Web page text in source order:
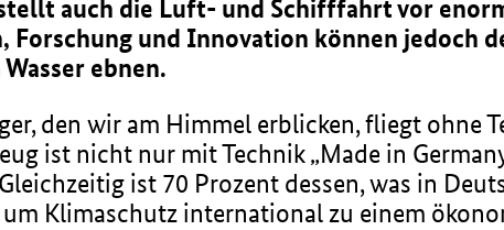
auch die Luft- und Schifffahrt vor
Forschung und Innovation können jedoch
ebnen.
den wir am Himmel erblicken, fliegt ohne
ist nicht nur mit Technik „Made in
ist 70 Prozent dessen, was in
Klimaschutz international zu einem